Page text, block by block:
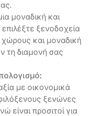
μοναδική και
ξενοδοχεία
και μοναδική
τη διαμονή σας
με οικονομικά
ξενώνες
είναι προσιτοί για